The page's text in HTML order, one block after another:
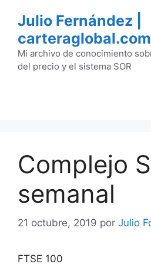
contenido
Julio Fernández |
carteraglobal.com
Mi archivo de conocimiento
del precio y el sistema SOR
Complejo
semanal
21 octubre, 2019 por Julio
FTSE 100